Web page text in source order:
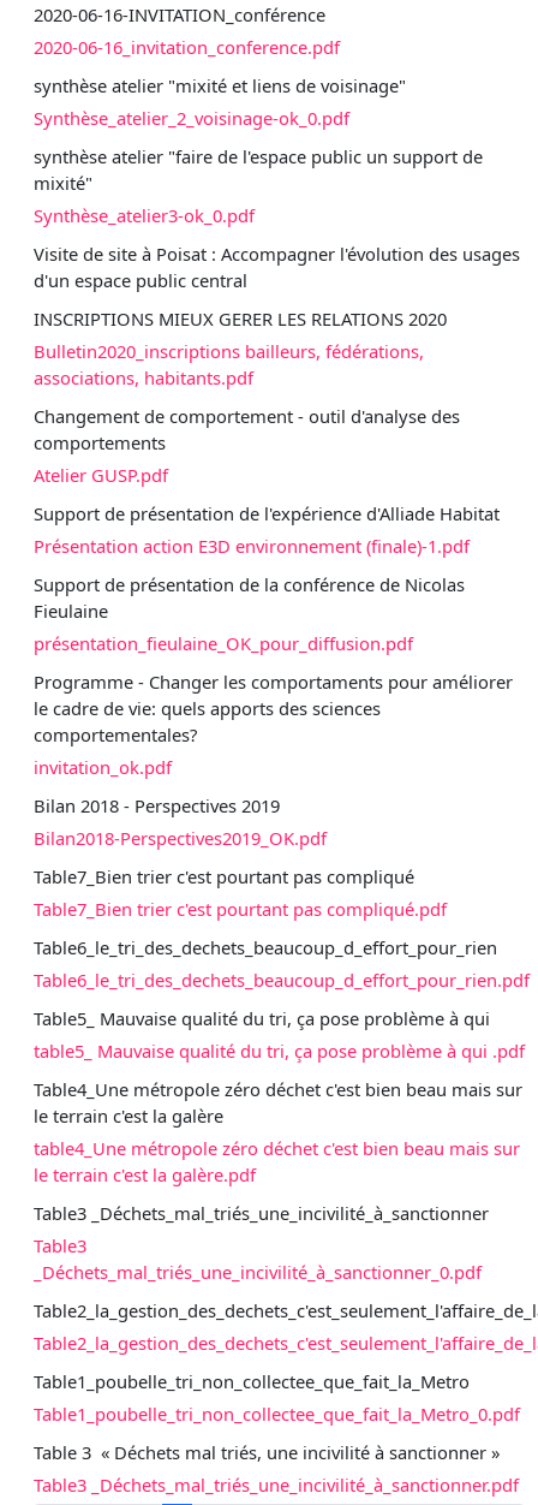
2020-06-16-INVITATION_conférence
2020-06-16_invitation_conference.pdf
synthèse atelier "mixité et liens de voisinage"
Synthèse_atelier_2_voisinage-ok_0.pdf
synthèse atelier "faire de l'espace public un support de
mixité"
Synthèse_atelier3-ok_0.pdf
Visite de site à Poisat : Accompagner l'évolution des usages
d'un espace public central
INSCRIPTIONS MIEUX GERER LES RELATIONS 2020
Bulletin2020_inscriptions bailleurs, fédérations,
associations, habitants.pdf
Changement de comportement - outil d'analyse des
comportements
Atelier GUSP.pdf
Support de présentation de l'expérience d'Alliade Habitat
Présentation action E3D environnement (finale)-1.pdf
Support de présentation de la conférence de Nicolas
Fieulaine
présentation_fieulaine_OK_pour_diffusion.pdf
Programme - Changer les comportaments pour améliorer
le cadre de vie: quels apports des sciences
comportementales?
invitation_ok.pdf
Bilan 2018 - Perspectives 2019
Bilan2018-Perspectives2019_OK.pdf
Table7_Bien trier c'est pourtant pas compliqué
Table7_Bien trier c'est pourtant pas compliqué.pdf
Table6_le_tri_des_dechets_beaucoup_d_effort_pour_rien
Table6_le_tri_des_dechets_beaucoup_d_effort_pour_rien.pdf
Table5_ Mauvaise qualité du tri, ça pose problème à qui
table5_ Mauvaise qualité du tri, ça pose problème à qui .pdf
Table4_Une métropole zéro déchet c'est bien beau mais sur
le terrain c'est la galère
table4_Une métropole zéro déchet c'est bien beau mais sur
le terrain c'est la galère.pdf
Table3 _Déchets_mal_triés_une_incivilité_à_sanctionner
Table3
_Déchets_mal_triés_une_incivilité_à_sanctionner_0.pdf
Table1_poubelle_tri_non_collectee_que_fait_la_Metro
Table1_poubelle_tri_non_collectee_que_fait_la_Metro_0.pdf
Table 3 « Déchets mal triés, une incivilité à sanctionner »
Table3 _Déchets_mal_triés_une_incivilité_à_sanctionner.pdf